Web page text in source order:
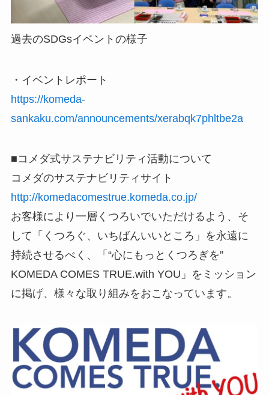
過去のSDGsイベントの様子
・イベントレポート
https://komeda-
sankaku.com/announcements/xerabqk7phltbe2a
■コメダ式サステナビリティ活動について
コメダのサステナビリティサイト
http://komedacomestrue.komeda.co.jp/
お客様により一層くつろいでいただけるよう、そ
して「くつろぐ、いちばんいいところ」を永遠に
持続させるべく、「“心にもっとくつろぎを”
KOMEDA COMES TRUE.with YOU」をミッション
に掲げ、様々な取り組みをおこなっています。